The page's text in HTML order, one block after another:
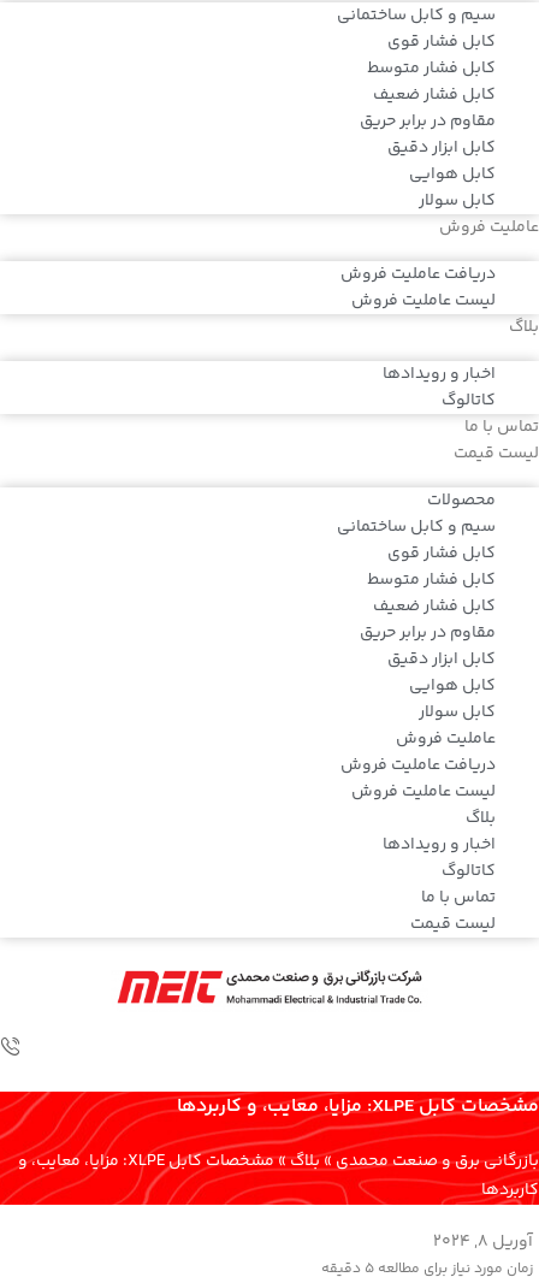
سیم و کابل ساختمانی
کابل فشار قوی
کابل فشار متوسط
کابل فشار ضعیف
مقاوم در برابر حریق
کابل ابزار دقیق
کابل هوایی
کابل سولار
عاملیت فروش
دریافت عاملیت فروش
لیست عاملیت فروش
بلاگ
اخبار و رویدادها
کاتالوگ
تماس با ما
لیست قیمت
محصولات
سیم و کابل ساختمانی
کابل فشار قوی
کابل فشار متوسط
کابل فشار ضعیف
مقاوم در برابر حریق
کابل ابزار دقیق
کابل هوایی
کابل سولار
عاملیت فروش
دریافت عاملیت فروش
لیست عاملیت فروش
بلاگ
اخبار و رویدادها
کاتالوگ
تماس با ما
لیست قیمت
مشخصات کابل XLPE: مزایا، معایب، و کاربردها
بازرگانی برق و صنعت محمدی»بلاگ»
مشخصات کابل XLPE: مزایا، معایب، و
کاربردها
آوریل 8, 2024
زمان مورد نیاز برای مطالعه 5 دقیقه